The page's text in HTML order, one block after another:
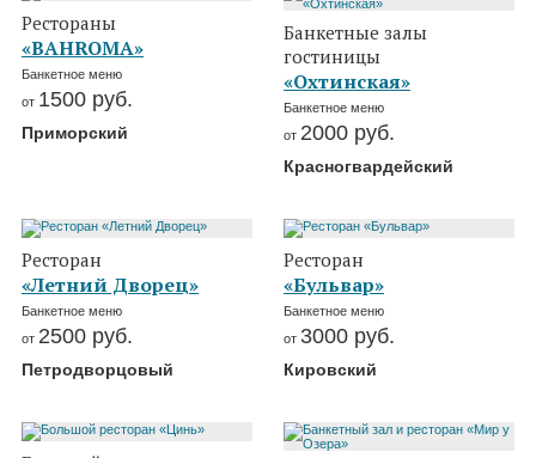
Рестораны
«BAHROMA»
Банкетное меню
от 1500 руб.
Приморский
Банкетные залы
гостиницы
«Охтинская»
Банкетное меню
от 2000 руб.
Красногвардейский
Ресторан
«Летний Дворец»
Банкетное меню
от 2500 руб.
Петродворцовый
Ресторан
«Бульвар»
Банкетное меню
от 3000 руб.
Кировский